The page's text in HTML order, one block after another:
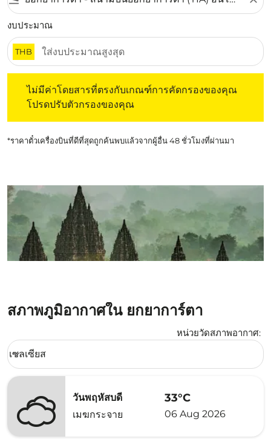
งบประมาณ
THB
ไม่มีค่าโดยสารที่ตรงกับเกณฑ์การคัดกรองของคุณ
โปรดปรับตัวกรองของคุณ
*ราคาตั๋วเครื่องบินที่ดีที่สุดถูกค้นพบแล้วจากผู้อื่น 48 ชั่วโมงที่ผ่านมา
สภาพภูมิอากาศใน ยกยาการ์ตา
หน่วยวัดสภาพอากาศ:
Weather unit option เซลเซียส Selected
เซลเซียส
keyboard_arrow_down
วันพฤหัสบดี
เมฆกระจาย
33°C
06 Aug 2026